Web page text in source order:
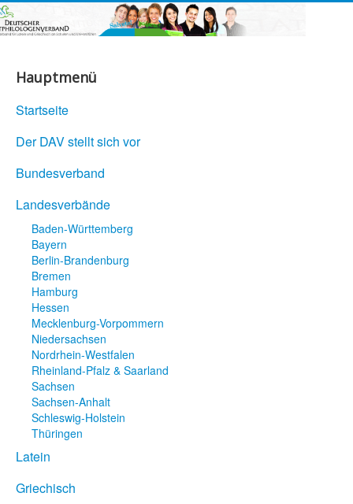
Hauptmenü
Startseite
Der DAV stellt sich vor
Bundesverband
Landesverbände
Baden-Württemberg
Bayern
Berlin-Brandenburg
Bremen
Hamburg
Hessen
Mecklenburg-Vorpommern
Niedersachsen
Nordrhein-Westfalen
Rheinland-Pfalz & Saarland
Sachsen
Sachsen-Anhalt
Schleswig-Holstein
Thüringen
Latein
Griechisch